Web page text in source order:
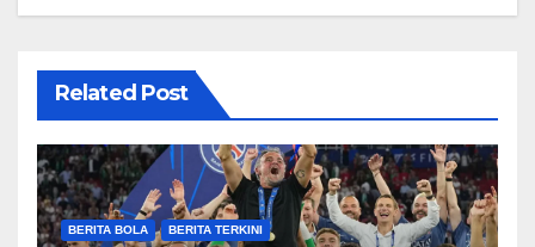
Related Post
BERITA BOLA BERITA TERKINI